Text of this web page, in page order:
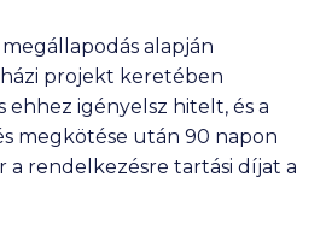
alapján
projekt keretében
ehhez igényelsz hitelt, és a
megkötése után 90 napon
a rendelkezésre tartási díjat a